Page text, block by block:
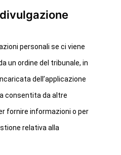
personali se ci viene
un ordine del tribunale, in
dell’applicazione
consentita da altre
fornire informazioni o per
relativa alla